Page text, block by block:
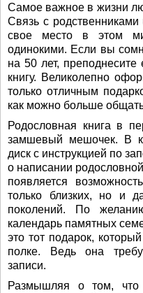
Самое важное в жизни
Связь с родственниками
свое место в этом
одинокими. Если вы
на 50 лет,
книгу. Великолепно
только отличным
как можно больше
Родословная книга в
замшевый мешочек. В
диск с инструкцией по
о написании
появляется
только близких, но и
поколений. По
календарь памятных
это тот подарок,
полке. Ведь она
записи.
Размышляя о том, что